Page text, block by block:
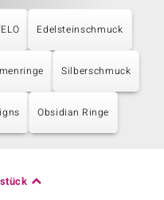
Edelsteinschmuck
Silberschmuck
Obsidian Ringe